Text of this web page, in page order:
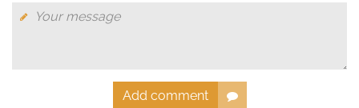
Add comment